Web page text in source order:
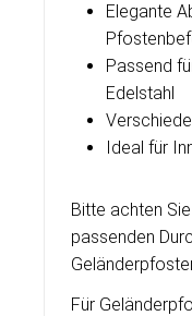
Elegante
Passend
Edelstahl
Ideal für
Bitte achten
passenden
Für